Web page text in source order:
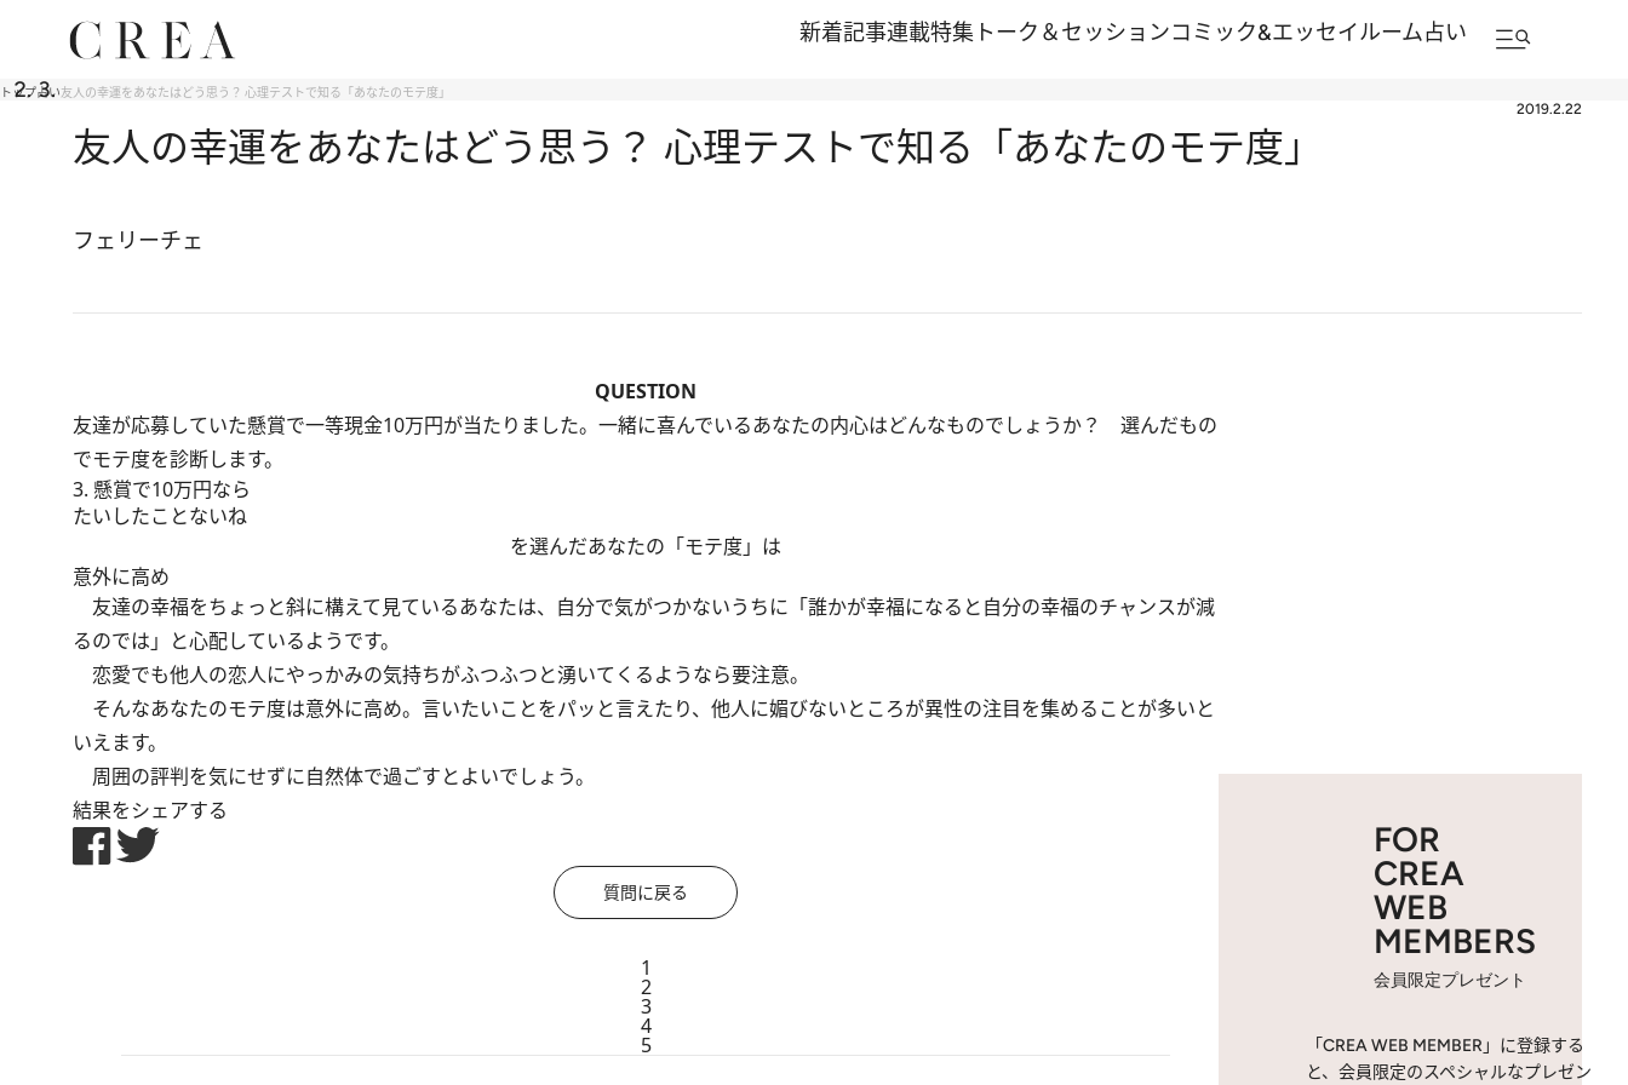
新着記事連載特集 トーク＆セッションコミック&エッセイルーム占い
トップ占い友人の幸運をあなたはどう思う？ 心理テストで知る「あなたのモテ度」
2019.2.22
友人の幸運をあなたはどう思う？ 心理テストで知る「あなたのモテ度」
フェリーチェ
QUESTION
友達が応募していた懸賞で一等現金10万円が当たりました。一緒に喜んでいるあなたの内心はどんなものでしょうか？ 選んだもの
でモテ度を診断します。
3. 懸賞で10万円なら
たいしたことないね
を選んだあなたの「モテ度」は
意外に高め
友達の幸福をちょっと斜に構えて見ているあなたは、自分で気がつかないうちに「誰かが幸福になると自分の幸福のチャンスが減
るのでは」と心配しているようです。
恋愛でも他人の恋人にやっかみの気持ちがふつふつと湧いてくるようなら要注意。
そんなあなたのモテ度は意外に高め。言いたいことをパッと言えたり、他人に媚びないところが異性の注目を集めることが多いと
いえます。
周囲の評判を気にせずに自然体で過ごすとよいでしょう。
結果をシェアする
質問に戻る
1
2
3
4
5
FOR
CREA
WEB
MEMBERS
会員限定プレゼント
「CREA WEB MEMBER」に登録する
と、会員限定のスペシャルなプレゼン